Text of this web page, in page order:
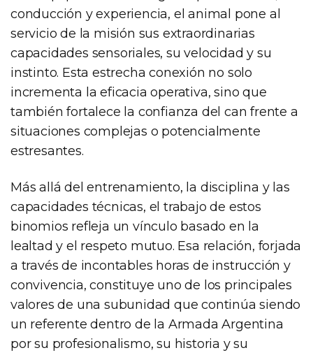
conducción y experiencia, el animal pone al
servicio de la misión sus extraordinarias
capacidades sensoriales, su velocidad y su
instinto. Esta estrecha conexión no solo
incrementa la eficacia operativa, sino que
también fortalece la confianza del can frente a
situaciones complejas o potencialmente
estresantes.
Más allá del entrenamiento, la disciplina y las
capacidades técnicas, el trabajo de estos
binomios refleja un vínculo basado en la
lealtad y el respeto mutuo. Esa relación, forjada
a través de incontables horas de instrucción y
convivencia, constituye uno de los principales
valores de una subunidad que continúa siendo
un referente dentro de la Armada Argentina
por su profesionalismo, su historia y su